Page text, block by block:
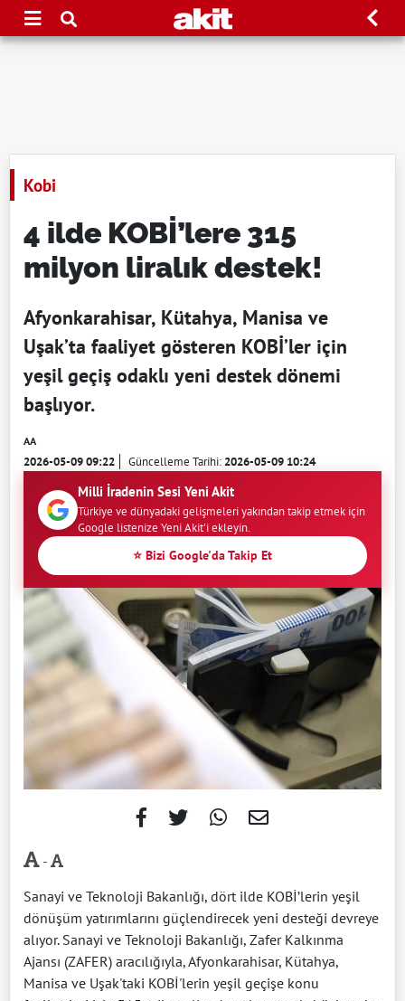
Kobi
4 ilde KOBİ’lere 315
milyon liralık destek!
Afyonkarahisar, Kütahya, Manisa ve
Uşak’ta faaliyet gösteren KOBİ’ler için
yeşil geçiş odaklı yeni destek dönemi
başlıyor.
AA
2026-05-09 09:22 Güncelleme Tarihi:2026-05-09 10:24
Milli İradenin Sesi Yeni Akit
Türkiye ve dünyadaki gelişmeleri yakından takip etmek için
Google listenize Yeni Akit'i ekleyin.
⭐ Bizi Google'da Takip Et
-
Sanayi ve Teknoloji Bakanlığı, dört ilde KOBİ’lerin yeşil
dönüşüm yatırımlarını güçlendirecek yeni desteği devreye
alıyor. Sanayi ve Teknoloji Bakanlığı, Zafer Kalkınma
Ajansı (ZAFER) aracılığıyla, Afyonkarahisar, Kütahya,
Manisa ve Uşak'taki KOBİ'lerin yeşil geçişe konu